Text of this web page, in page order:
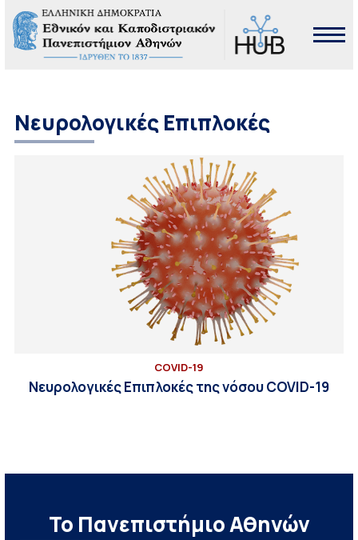
Νευρολογικές Επιπλοκές
COVID-19
Νευρολογικές Επιπλοκές της νόσου COVID-19
Το Πανεπιστήμιο Αθηνών